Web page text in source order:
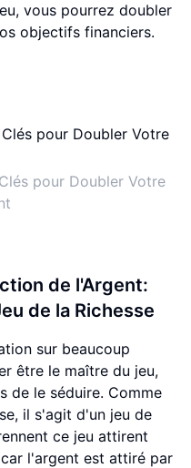
vous pourrez doubler
objectifs financiers.
pour Doubler Votre
de l'Argent:
de la Richesse
sur beaucoup
être le maître du jeu,
de le séduire. Comme
il s'agit d'un jeu de
ce jeu attirent
l'argent est attiré par